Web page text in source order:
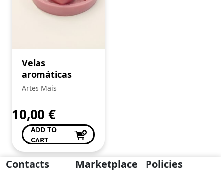
Velas
aromáticas
Artes Mais
10,00 €
ADD TO
CART
Contacts Marketplace Policies